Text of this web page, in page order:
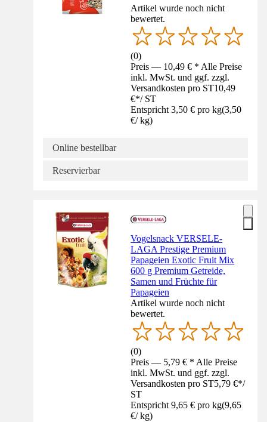
Artikel wurde noch nicht
bewertet.
(0)
Preis — 10,49 € * Alle Preise
inkl. MwSt. und ggf. zzgl.
Versandkosten pro ST10,49
€*/ ST
Entspricht 3,50 € pro kg(3,50
€/ kg)
Online bestellbar
Reservierbar
Vogelsnack VERSELE-
LAGA Prestige Premium
Papageien Exotic Fruit Mix
600 g Premium Getreide,
Samen und Früchte für
Papageien
Artikel wurde noch nicht
bewertet.
(0)
Preis — 5,79 € * Alle Preise
inkl. MwSt. und ggf. zzgl.
Versandkosten pro ST5,79 €*/
ST
Entspricht 9,65 € pro kg(9,65
€/ kg)